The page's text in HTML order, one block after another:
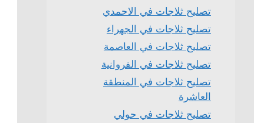
تصليح ثلاجات في الاحمدي
تصليح ثلاجات في الجهراء
تصليح ثلاجات في العاصمة
تصليح ثلاجات في الفروانية
تصليح ثلاجات في المنطقة
العاشرة
تصليح ثلاجات في حولي